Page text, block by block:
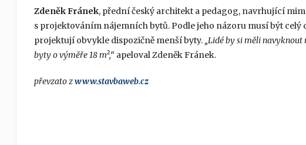
Zdeněk Fránek, přední český architekt a pedagog, navrhující
s projektováním nájemních bytů. Podle jeho názoru musí být celý
projektují obvykle dispozičně menší byty. „Lidé by si měli navyknout
byty o výměře 18 m²,“ apeloval Zdeněk Fránek.
převzato zwww.stavbaweb.cz